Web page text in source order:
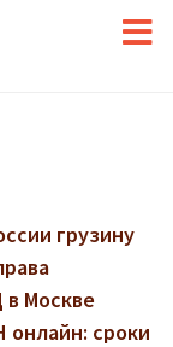
грузину
Москве
онлайн: сроки